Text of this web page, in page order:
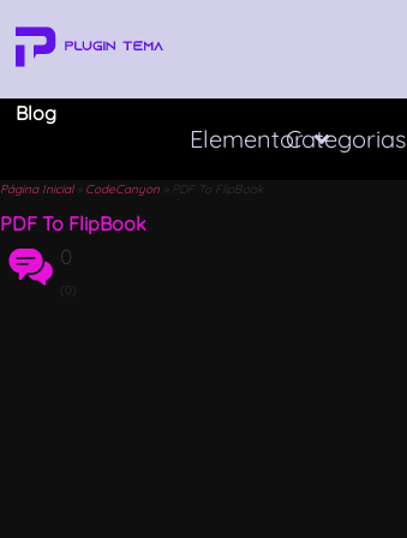
Blog
ElementorCategorias
Página Inicial» CodeCanyon » PDF To FlipBook
PDF To FlipBook
0